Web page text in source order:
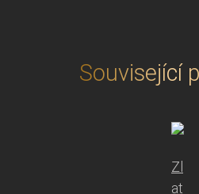
Související
Zl
at